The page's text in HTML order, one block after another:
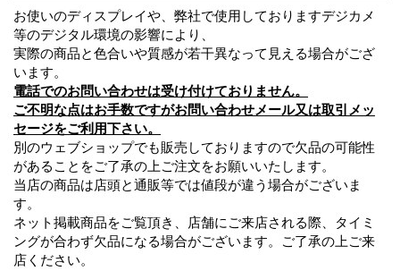
お使いのディスプレイや、弊社で使用しておりますデジカメ
等のデジタル環境の影響により、
実際の商品と色合いや質感が若干異なって見える場合がござ
います。
電話でのお問い合わせは受け付けておりません。
ご不明な点はお手数ですがお問い合わせメール又は取引メッ
セージをご利用下さい。
別のウェブショップでも販売しておりますので欠品の可能性
があることをご了承の上ご注文をお願いいたします。
当店の商品は店頭と通販等では値段が違う場合がございま
す。
ネット掲載商品をご覧頂き、店舗にご来店される際、タイミ
ングが合わず欠品になる場合がございます。ご了承の上ご来
店ください。